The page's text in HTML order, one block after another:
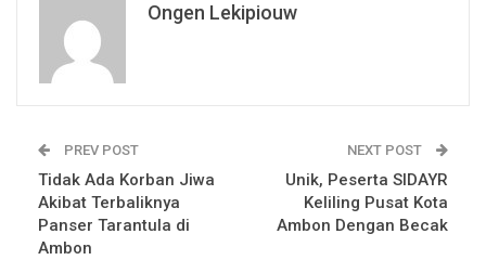
Ongen Lekipiouw
PREV POST
Tidak Ada Korban Jiwa
Akibat Terbaliknya
Panser Tarantula di
Ambon
NEXT POST
Unik, Peserta SIDAYR
Keliling Pusat Kota
Ambon Dengan Becak